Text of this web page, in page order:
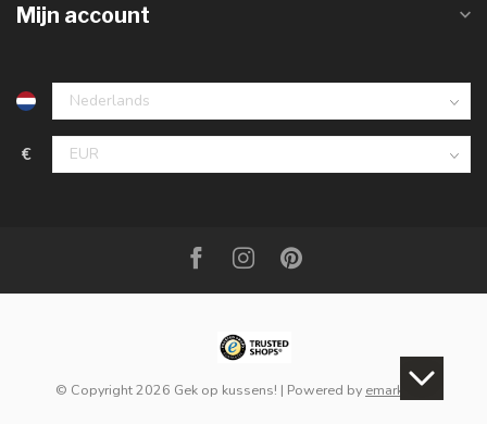
Mijn account
€
© Copyright 2026 Gek op kussens! | Powered by emarkable